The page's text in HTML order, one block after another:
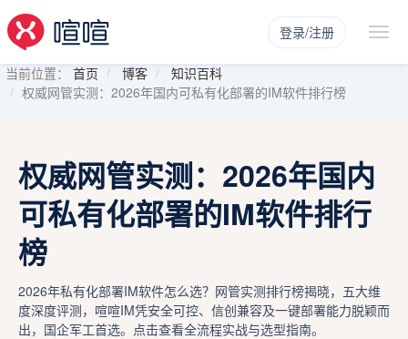
登录/注册
当前位置： 首页 博客
知识百科
权威网管实测：2026年国内可私有化部署的IM软件排行榜
权威网管实测：2026年国内
可私有化部署的IM软件排行
榜
2026年私有化部署IM软件怎么选？网管实测排行榜揭晓，五大维
度深度评测，喧喧IM凭安全可控、信创兼容及一键部署能力脱颖而
出，国企军工首选。点击查看全流程实战与选型指南。